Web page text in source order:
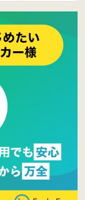
大幅バージョンアッ
知ページへ
イトリニューアル
ました。詳細は
ました。